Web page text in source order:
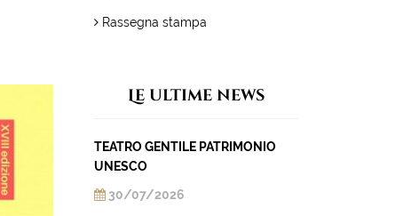
Rassegna stampa
Le ultime news
TEATRO GENTILE PATRIMONIO
UNESCO
30/07/2026